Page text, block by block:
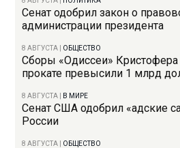
Сенат одобрил закон о
администрации президента
8 АВГУСТА ОБЩЕСТВО
Сборы «Одиссеи»
прокате превысили 1 млрд
8 АВГУСТА В МИРЕ
Сенат США одобрил «адские
России
8 АВГУСТА ОБЩЕСТВО